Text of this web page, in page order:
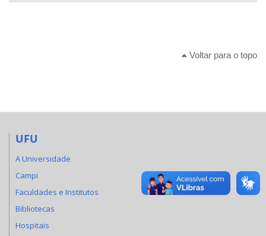
Voltar para o topo
UFU
A Universidade
Campi
Faculdades e Institutos
Bibliotecas
Hospitais